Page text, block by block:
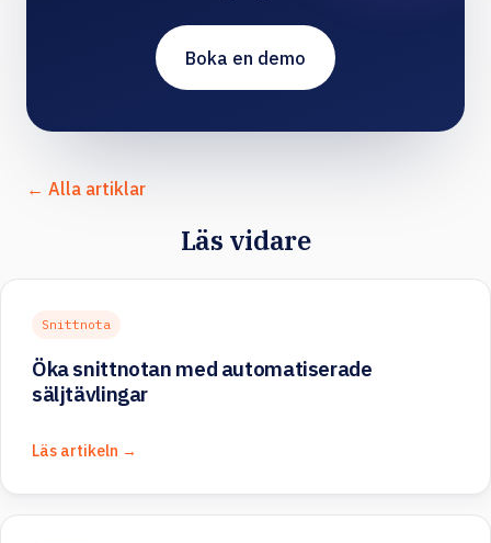
Boka en demo
← Alla artiklar
Läs vidare
Snittnota
Öka snittnotan med automatiserade
säljtävlingar
Läs artikeln →